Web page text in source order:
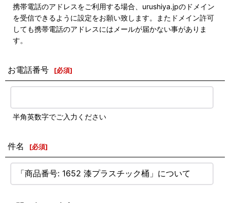
携帯電話のアドレスをご利用する場合、urushiya.jpのドメイン
を受信できるように設定をお願い致します。またドメイン許可
しても携帯電話のアドレスにはメールが届かない事がありま
す。
お電話番号 [必須]
半角英数字でご入力ください
件名 [必須]